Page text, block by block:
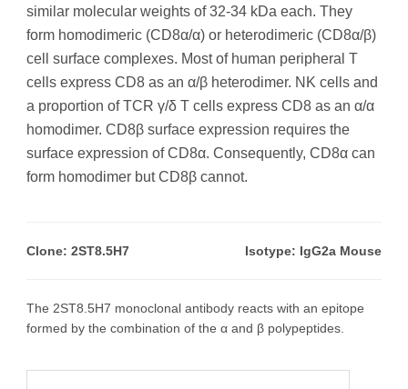
similar molecular weights of 32-34 kDa each. They
form homodimeric (CD8α/α) or heterodimeric (CD8α/β)
cell surface complexes. Most of human peripheral T
cells express CD8 as an α/β heterodimer. NK cells and
a proportion of TCR γ/δ T cells express CD8 as an α/α
homodimer. CD8β surface expression requires the
surface expression of CD8α. Consequently, CD8α can
form homodimer but CD8β cannot.
Clone: 2ST8.5H7 Isotype: IgG2a Mouse
The 2ST8.5H7 monoclonal antibody reacts with an epitope
formed by the combination of the α and β polypeptides.